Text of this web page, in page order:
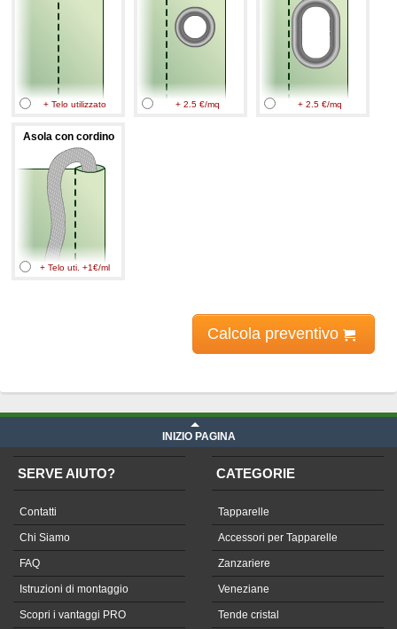
+ Telo utilizzato + 2.5 €/mq + 2.5 €/mq
Asola con cordino
+ Telo uti. +1€/ml
Calcola preventivo
INIZIO PAGINA
SERVE AIUTO?
Contatti
Chi Siamo
FAQ
Istruzioni di montaggio
Scopri i vantaggi PRO
CATEGORIE
Tapparelle
Accessori per Tapparelle
Zanzariere
Veneziane
Tende cristal